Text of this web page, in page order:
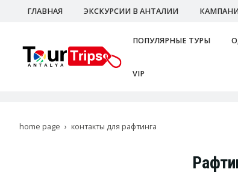
ГЛАВНАЯ ЭКСКУРСИИ В АНТАЛИИ
ПОПУЛЯРНЫЕ ТУРЫ
VIP
home page контакты для рафтинга